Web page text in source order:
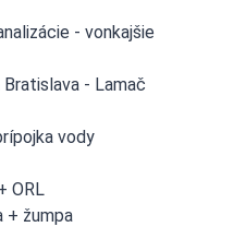
- vonkajšie
- Lamač
vody
ORL
+ žumpa